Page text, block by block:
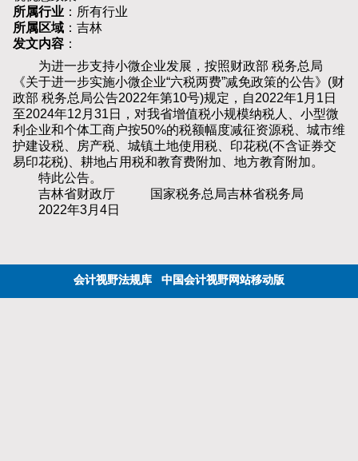
所属行业 ：所有行业
所属区域 ：吉林
发文内容 ：
为进一步支持小微企业发展，按照财政部 税务总局
《关于进一步实施小微企业“六税两费”减免政策的公告》(财
政部 税务总局公告2022年第10号)规定，自2022年1月1日
至2024年12月31日，对我省增值税小规模纳税人、小型微
利企业和个体工商户按50%的税额幅度减征资源税、城市维
护建设税、房产税、城镇土地使用税、印花税(不含证券交
易印花税)、耕地占用税和教育费附加、地方教育附加。
特此公告。
吉林省财政厅 国家税务总局吉林省税务局
2022年3月4日
会计视野法规库 中国会计视野网站移动版